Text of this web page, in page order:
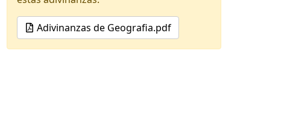
Adivinanzas de Geografia.pdf